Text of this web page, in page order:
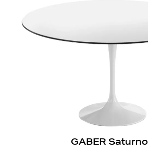
GABER Saturno